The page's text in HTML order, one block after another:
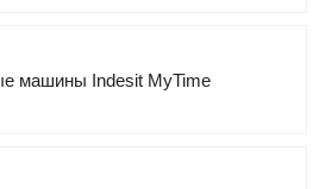
машины Indesit MyTime